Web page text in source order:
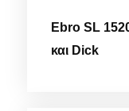
Ebro SL
και Dick